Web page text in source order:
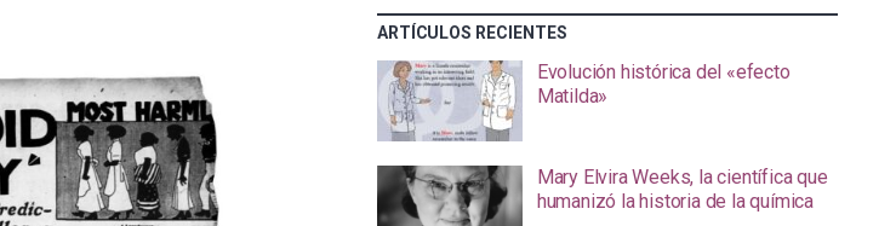
ARTÍCULOS RECIENTES
Evolución histórica del «efecto
Matilda»
Mary Elvira Weeks, la científica que
humanizó la historia de la química